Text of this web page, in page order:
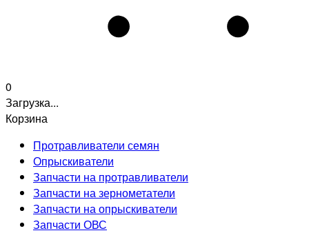
0
Загрузка...
Корзина
Протравливатели семян
Опрыскиватели
Запчасти на протравливатели
Запчасти на зернометатели
Запчасти на опрыскиватели
Запчасти ОВС